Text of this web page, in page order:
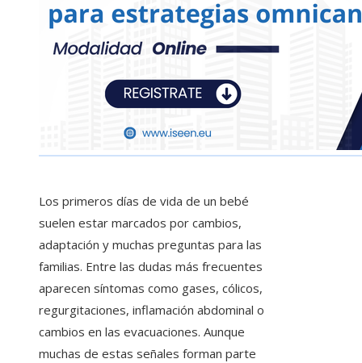
Los primeros días de vida de un bebé
suelen estar marcados por cambios,
adaptación y muchas preguntas para las
familias. Entre las dudas más frecuentes
aparecen síntomas como gases, cólicos,
regurgitaciones, inflamación abdominal o
cambios en las evacuaciones. Aunque
muchas de estas señales forman parte